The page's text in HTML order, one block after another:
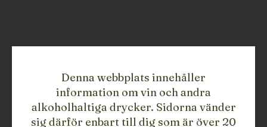
Denna webbplats innehåller
information om vin och andra
alkoholhaltiga drycker. Sidorna vänder
sig därför enbart till dig som är över 20